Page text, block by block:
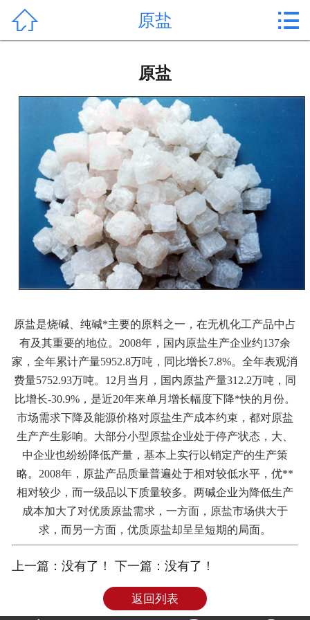
公司形象
公司简介
氯化镁价格
作用用途
行业动态
联系我们
 原盐 
原盐
原盐是烧碱、纯碱*主要的原料之一，在无机化工产品中占
有及其重要的地位。2008年，国内原盐生产企业约137余
家，全年累计产量5952.8万吨，同比增长7.8%。全年表观消
费量5752.93万吨。12月当月，国内原盐产量312.2万吨，同
比增长-30.9%，是近20年来单月增长幅度下降*快的月份。
市场需求下降及能源价格对原盐生产成本约束，都对原盐
生产产生影响。大部分小型原盐企业处于停产状态，大、
中企业也纷纷降低产量，基本上实行以销定产的生产策
略。2008年，原盐产品质量普遍处于相对较低水平，优**
相对较少，而一级品以下质量较多。两碱企业为降低生产
成本加大了对优质原盐需求，一方面，原盐市场供大于
求，而另一方面，优质原盐却呈呈短期的局面。
上一篇：没有了！ 下一篇：没有了！
返回列表